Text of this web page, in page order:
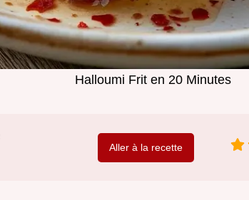
Halloumi Frit en 20 Minutes
Aller à la recette